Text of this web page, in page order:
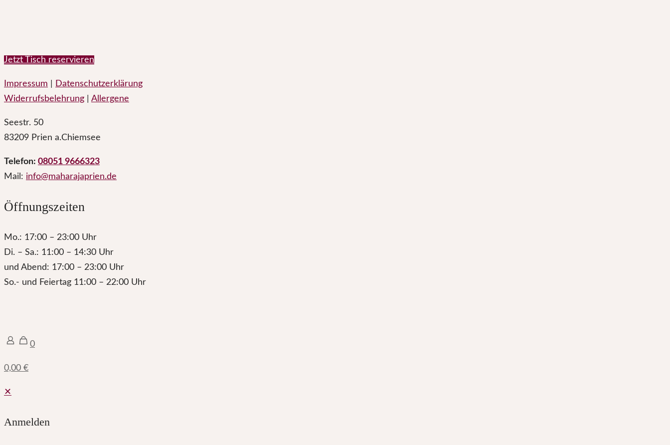
Jetzt Tisch reservieren
Impressum
Datenschutzerklärung
Widerrufsbelehrung
Allergene
Seestr. 50
83209 Prien a.Chiemsee
Telefon: 08051 9666323
Mail: info@maharajaprien.de
Öffnungszeiten
Mo.: 17:00 – 23:00 Uhr
Di. – Sa.: 11:00 – 14:30 Uhr
und Abend: 17:00 – 23:00 Uhr
So.- und Feiertag 11:00 – 22:00 Uhr
0
0,00 €
✕
Anmelden